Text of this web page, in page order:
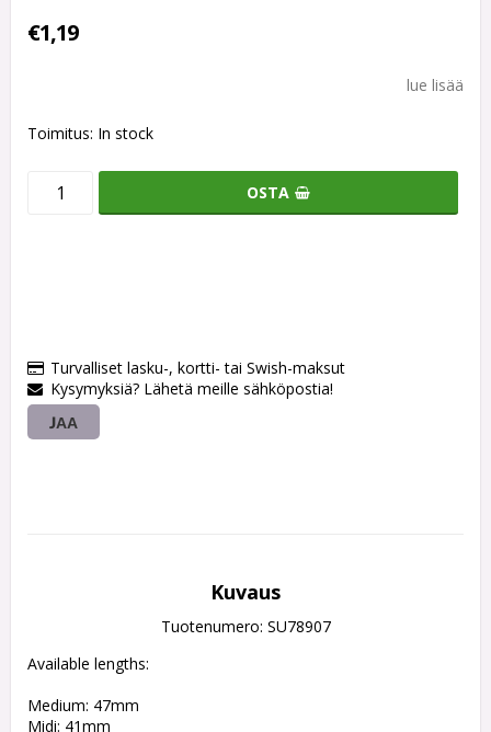
€1,19
lue lisää
Toimitus: In stock
OSTA
Turvalliset lasku-, kortti- tai Swish-maksut
Kysymyksiä? Lähetä meille sähköpostia!
JAA
Kuvaus
Tuotenumero: SU78907
Available lengths:
Medium: 47mm
Midi: 41mm